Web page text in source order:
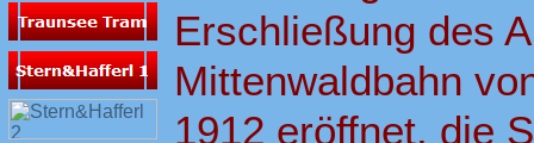
Erschließung des
Mittenwaldbahn
1912 eröffnet, die